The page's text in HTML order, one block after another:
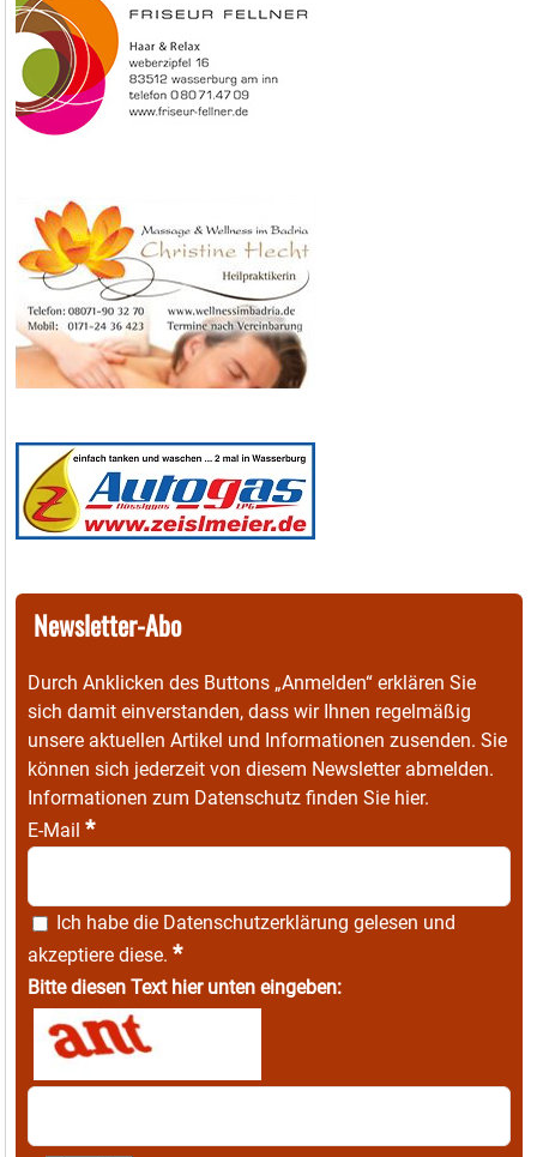
Newsletter-Abo
Durch Anklicken des Buttons „Anmelden“ erklären Sie
sich damit einverstanden, dass wir Ihnen regelmäßig
unsere aktuellen Artikel und Informationen zusenden. Sie
können sich jederzeit von diesem Newsletter abmelden.
Informationen zum Datenschutz finden Sie hier.
E-Mail *
Ich habe die Datenschutzerklärung gelesen und
akzeptiere diese. *
Bitte diesen Text hier unten eingeben: